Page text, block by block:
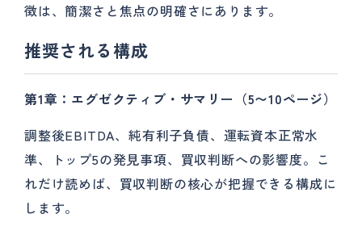
徴は、簡潔さと焦点の明確さにあります。
推奨される構成
第1章：エグゼクティブ・サマリー（5〜10ページ）
調整後EBITDA、純有利子負債、運転資本正常水
準、トップ5の発見事項、買収判断への影響度。こ
れだけ読めば、買収判断の核心が把握できる構成に
します。